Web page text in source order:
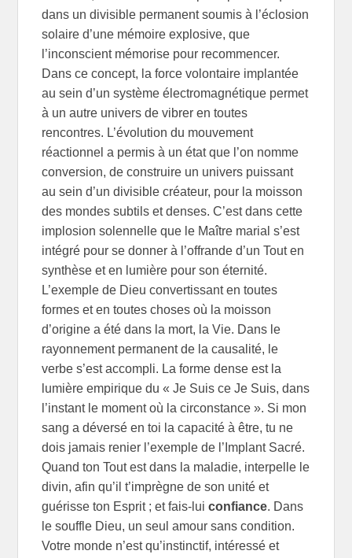
dans un divisible permanent soumis à l’éclosion
solaire d’une mémoire explosive, que
l’inconscient mémorise pour recommencer.
Dans ce concept, la force volontaire implantée
au sein d’un système électromagnétique permet
à un autre univers de vibrer en toutes
rencontres. L’évolution du mouvement
réactionnel a permis à un état que l’on nomme
conversion, de construire un univers puissant
au sein d’un divisible créateur, pour la moisson
des mondes subtils et denses. C’est dans cette
implosion solennelle que le Maître marial s’est
intégré pour se donner à l’offrande d’un Tout en
synthèse et en lumière pour son éternité.
L’exemple de Dieu convertissant en toutes
formes et en toutes choses où la moisson
d’origine a été dans la mort, la Vie. Dans le
rayonnement permanent de la causalité, le
verbe s’est accompli. La forme dense est la
lumière empirique du « Je Suis ce Je Suis, dans
l’instant le moment où la circonstance ». Si mon
sang a déversé en toi la capacité à être, tu ne
dois jamais renier l’exemple de l’Implant Sacré.
Quand ton Tout est dans la maladie, interpelle le
divin, afin qu’il t’imprègne de son unité et
guérisse ton Esprit ; et fais-luiconfiance. Dans
le souffle Dieu, un seul amour sans condition.
Votre monde n’est qu’instinctif, intéressé et